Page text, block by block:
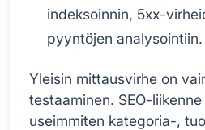
indeksoinnin, 5xx-
pyyntöjen analysointiin.
Yleisin mittausvirhe on
testaaminen. SEO-
useimmiten kategoria-,